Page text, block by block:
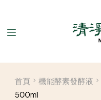
首頁 機能酵素發酵液
500ml